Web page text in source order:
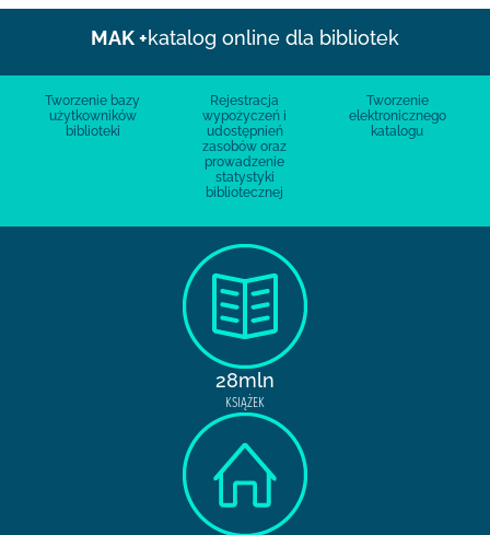
MAK +katalog online dla bibliotek
Tworzenie bazy
użytkowników
biblioteki
Rejestracja
wypożyczeń i
udostępnień
zasobów oraz
prowadzenie
statystyki
bibliotecznej
Tworzenie
elektronicznego
katalogu
28mln
KSIĄŻEK